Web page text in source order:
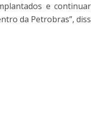
e
da Petrobras”,